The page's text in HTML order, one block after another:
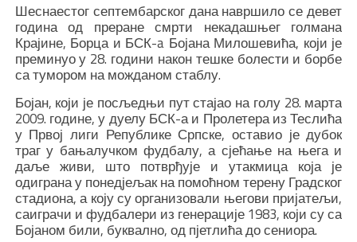
Шеснаестог септембарског дана навршило се девет
година од преране смрти некадашњег голмана
Крајине, Борца и БСК-a Бојана Милошевића, који је
преминуо у 28. години након тешке болести и борбе
са тумором на можданом стаблу.
Бојан, који је посљедњи пут стајао на голу 28. марта
2009. године, у дуелу БСК-а и Пролетера из Теслића
у Првој лиги Републике Српске, оставио је дубок
траг у бањалучком фудбалу, а сјећање на њега и
даље живи, што потврђује и утакмица која је
одиграна у понедјељак на помоћном терену Градског
стадиона, а коју су организовали његови пријатељи,
саиграчи и фудбалери из генерације 1983, који су са
Бојаном били, буквално, од пјетлића до сениора.